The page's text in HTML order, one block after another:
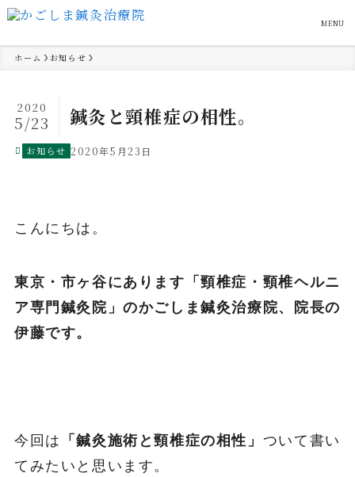
MENU
ホーム お知らせ
鍼灸と頸椎症の相性。
2020
5/23
お知らせ 2020年5月23日
こんにちは。
東京・市ヶ谷にあります「頸椎症・頸椎ヘルニ
ア専門鍼灸院」のかごしま鍼灸治療院、院長の
伊藤です。
今回は 「鍼灸施術と頸椎症の相性」 ついて書い
てみたいと思います。